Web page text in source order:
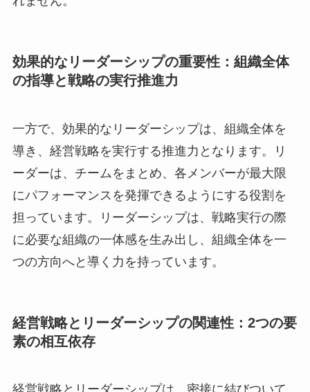
効果的なリーダーシップの重要性：組織全体
の指導と戦略の実行推進力
一方で、効果的なリーダーシップは、組織全体を
導き、経営戦略を実行する推進力となります。リ
ーダーは、チームをまとめ、各メンバーが最大限
にパフォーマンスを発揮できるようにする役割を
担っています。リーダーシップは、戦略実行の際
に必要な組織の一体感を生み出し、組織全体を一
つの方向へと導く力を持っています。
経営戦略とリーダーシップの関連性：2つの要
素の相互依存